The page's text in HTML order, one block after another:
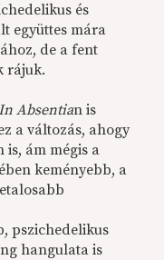
és
együttes mára
de a fent
rájuk.
Absentian is
a változás, ahogy
ám mégis a
keményebb, a
pszichedelikus
hangulata is